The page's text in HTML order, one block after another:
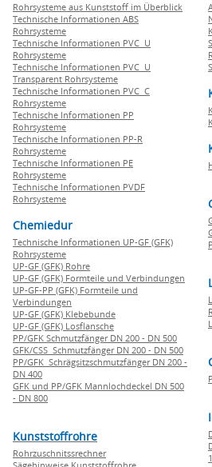
Rohrsysteme aus Kunststoff im Überblick
Technische Informationen ABS
Rohrsysteme
Technische Informationen PVC U
Rohrsysteme
Technische Informationen PVC U
Transparent Rohrsysteme
Technische Informationen PVC C
Rohrsysteme
Technische Informationen PP
Rohrsysteme
Technische Informationen PP-R
Rohrsysteme
Technische Informationen PE
Rohrsysteme
Technische Informationen PVDF
Rohrsysteme
Chemiedur
Technische Informationen UP-GF (GFK)
Rohrsysteme
UP-GF (GFK) Rohre
UP-GF (GFK) Formteile und Verbindungen
UP-GF-PP (GFK) Formteile und
Verbindungen
UP-GF (GFK) Klebebunde
UP-GF (GFK) Losflansche
PP/GFK Schmutzfänger DN 200 - DN 500
GFK/CSS Schmutzfänger DN 200 - DN 500
PP/GFK Schrägsitzschmutzfänger DN 200 -
DN 400
GFK und PP/GFK Mannlochdeckel DN 500
- DN 800
Kunststoffrohre
Rohrzuschnitssrechner